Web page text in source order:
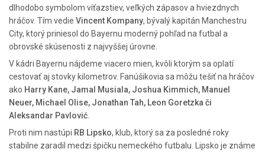
dlhodobo symbolom víťazstiev, veľkých zápasov a hviezdnych
hráčov. Tím vedie Vincent Kompany, bývalý kapitán Manchestru
City, ktorý priniesol do Bayernu moderný pohľad na futbal a
obrovské skúsenosti z najvyššej úrovne.
V kádri Bayernu nájdeme viacero mien, kvôli ktorým sa oplatí
cestovať aj stovky kilometrov. Fanúšikovia sa môžu tešiť na hráčov
ako Harry Kane, Jamal Musiala, Joshua Kimmich, Manuel
Neuer, Michael Olise, Jonathan Tah, Leon Goretzka či
Aleksandar Pavlović
Proti nim nastúpi RB Lipsko, klub, ktorý sa za posledné roky
stabilne zaradil medzi špičku nemeckého futbalu. Lipsko je známe